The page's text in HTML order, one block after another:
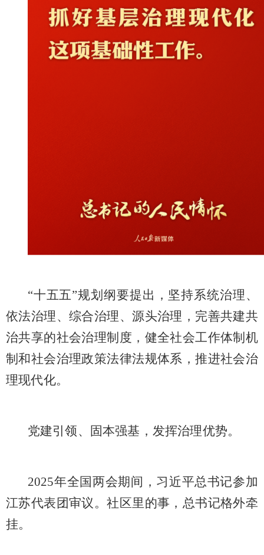
“十五五”规划纲要提出，坚持系统治理、
依法治理、综合治理、源头治理，完善共建共
治共享的社会治理制度，健全社会工作体制机
制和社会治理政策法律法规体系，推进社会治
理现代化。
党建引领、固本强基，发挥治理优势。
2025年全国两会期间，习近平总书记参加
江苏代表团审议。社区里的事，总书记格外牵
挂。